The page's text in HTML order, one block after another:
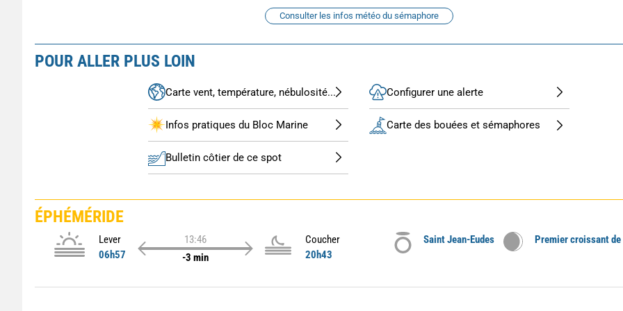
Consulter les infos météo du sémaphore
POUR ALLER PLUS LOIN
Carte vent, température, nébulosité...
Infos pratiques du Bloc Marine
Bulletin côtier de ce spot
Configurer une alerte
Carte des bouées et sémaphores
ÉPHÉMÉRIDE
Lever
06h57
13:46
-3 min
Coucher
20h43
Saint Jean-Eudes Premier croissant de